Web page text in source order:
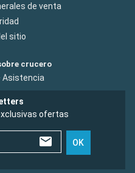
de venta
sitio
crucero
Asistencia
ofertas
OK